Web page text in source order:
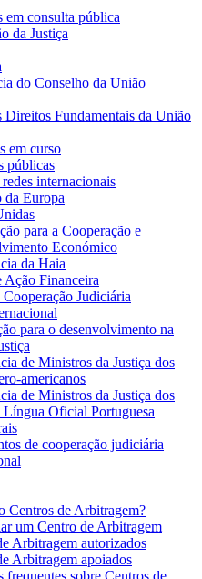
em consulta pública
da Justiça
do Conselho da União
Direitos Fundamentais da União
em curso
públicas
internacionais
da Europa
para a Cooperação e
Económico
da Haia
Ação Financeira
Cooperação Judiciária
para o desenvolvimento na
de Ministros da Justiça dos
americanos
de Ministros da Justiça dos
Língua Oficial Portuguesa
de cooperação judiciária
Centros de Arbitragem?
um Centro de Arbitragem
Arbitragem autorizados
Arbitragem apoiados
frequentes sobre Centros de